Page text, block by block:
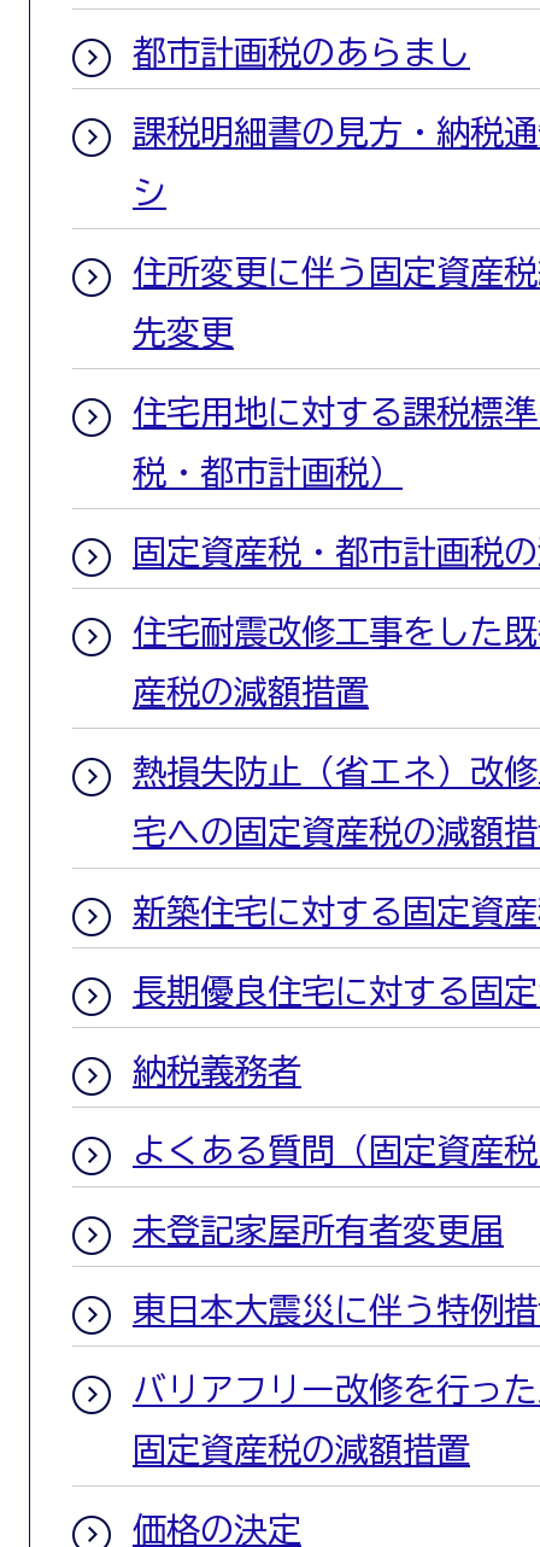
都市計画税のあらまし
課税明細書の見方・納税
シ
住所変更に伴う固定資産
先変更
住宅用地に対する課税標
税・都市計画税）
固定資産税・都市計画税
住宅耐震改修工事をした
産税の減額措置
熱損失防止（省エネ）改
宅への固定資産税の減額
新築住宅に対する固定資
長期優良住宅に対する固
納税義務者
よくある質問（固定資産
未登記家屋所有者変更届
東日本大震災に伴う特例
バリアフリー改修を行っ
固定資産税の減額措置
価格の決定